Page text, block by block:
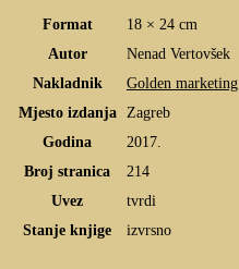
Format
18 × 24 cm
Autor
Nenad Vertovšek
Nakladnik
Golden marketing
Mjesto izdanja
Zagreb
Godina
2017.
Broj stranica
214
Uvez
tvrdi
Stanje knjige
izvrsno